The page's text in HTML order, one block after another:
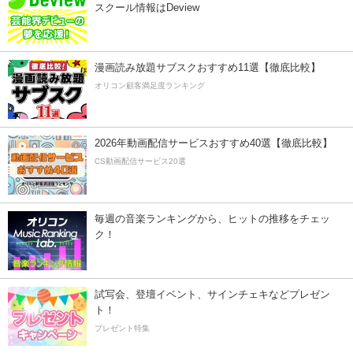
スクール情報はDeview
漫画読み放題サブスクおすすめ11選【徹底比較】
オリコン顧客満足度ランキング
2026年動画配信サービスおすすめ40選【徹底比較】
CS動画配信サービス20選
毎週の音楽ランキングから、ヒットの推移をチェッ
ク！
試写会、登壇イベント、サインチェキなどプレゼン
ト！
プレゼント特集